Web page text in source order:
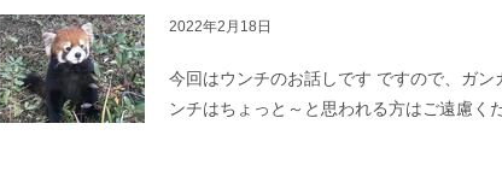
2022年2月18日
今回はウンチのお話しです ですので、ガ
ンチはちょっと～と思われる方はご遠